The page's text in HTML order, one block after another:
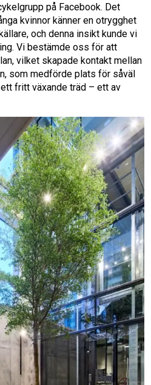
på Facebook. Det
kvinnor känner en otrygghet
och denna insikt kunde vi
Vi bestämde oss för att
vilket skapade kontakt mellan
som medförde plats för såväl
fritt växande träd – ett av